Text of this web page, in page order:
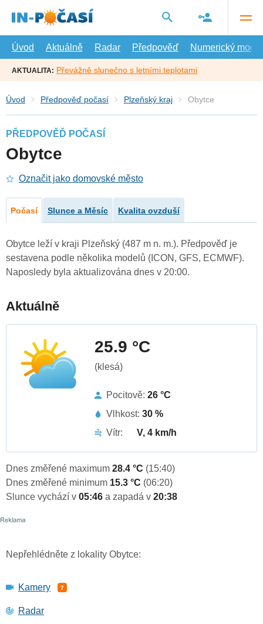
hlavní
Úvod
Aktuálně Radar Předpověď Numerický model
AKTUALITA: Převážně slunečno s letními teplotami
Úvod Předpověď počasí Plzeňský kraj Obytce
PŘEDPOVĚĎ POČASÍ
Obytce
Označit jako domovské město
Počasí Slunce a Měsíc Kvalita ovzduší
Obytce leží v kraji Plzeňský (487 m n. m.). Předpověď je
sestavena podle několika modelů (ICON, GFS, ECMWF).
Naposledy byla aktualizována dnes v 20:00.
Aktuálně
25.9 °C
(klesá)
Pocitově: 26 °C
Vlhkost: 30 %
Vítr:
V, 4 km/h
Dnes změřené maximum 28.4 °C (15:40)
Dnes změřené minimum 15.3 °C (06:20)
Slunce vychází v 05:46 a zapadá v 20:38
Nepřehlédněte z lokality Obytce:
Kamery 7
Radar